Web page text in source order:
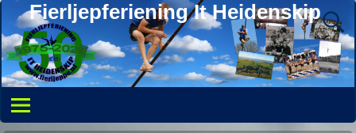
Fierljepferiening It Heidenskip